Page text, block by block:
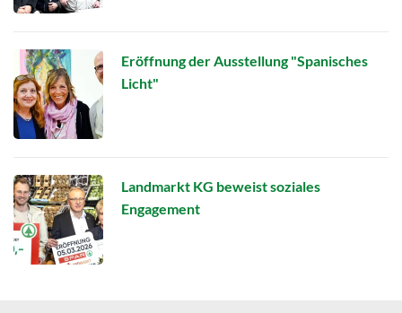
Eröffnung der Ausstellung "Spanisches
Licht"
Landmarkt KG beweist soziales
Engagement